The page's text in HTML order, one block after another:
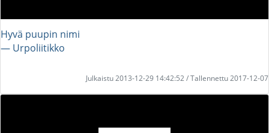
Hyvä puupin nimi
― Urpoliitikko
Julkaistu 2013-12-29 14:42:52 / Tallennettu 2017-12-07